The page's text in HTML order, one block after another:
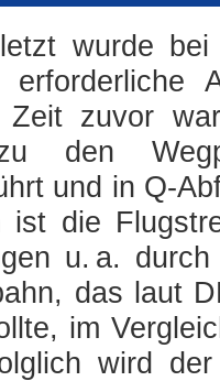
wurde bei
erforderliche
Zeit zuvor
den
und in
ist die
u. a.
das laut
im
wird